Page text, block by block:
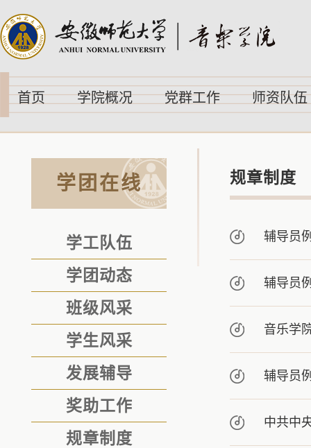
首页 学院概况 党群工作 师资队伍
学团在线
学工队伍
学团动态
班级风采
学生风采
发展辅导
奖助工作
规章制度
规章制度
辅导员
辅导员
音乐学
辅导员
中共中